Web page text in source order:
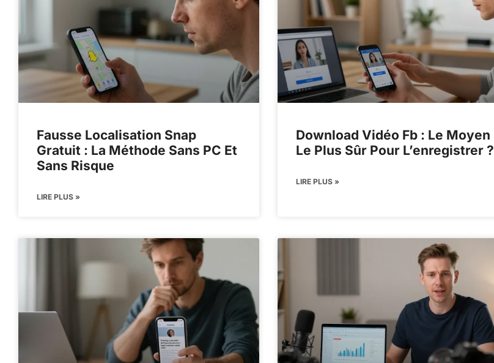
Fausse Localisation Snap
Gratuit : La Méthode Sans PC Et
Sans Risque
LIRE PLUS »
Download Vidéo Fb : Le Moyen
Le Plus Sûr Pour L’enregistrer ?
LIRE PLUS »